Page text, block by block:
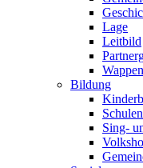
Lage
Leitbild
Wappen
Bildung
Schulen
Sing-